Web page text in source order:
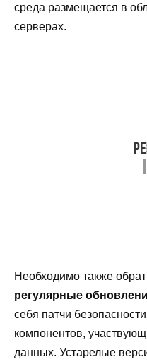
среда размещается в
серверах.
Необходимо также
регулярные
себя патчи
компонентов,
данных. Устарелые